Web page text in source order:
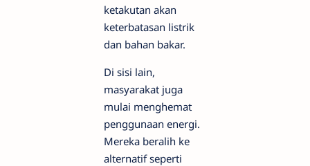
ketakutan akan
keterbatasan listrik
dan bahan bakar.
Di sisi lain,
masyarakat juga
mulai menghemat
penggunaan energi.
Mereka beralih ke
alternatif seperti